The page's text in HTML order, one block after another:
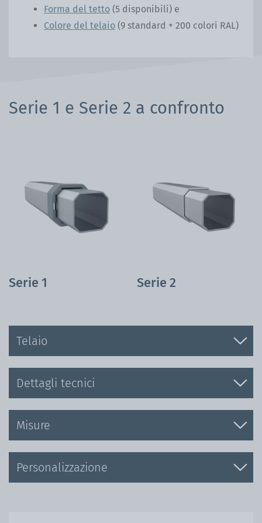
Forma del tetto (5 disponibili) e
Colore del telaio (9 standard + 200 colori RAL)
Serie 1 e Serie 2 a confronto
Serie 1 Serie 2
Telaio
Dettagli tecnici
Misure
Personalizzazione